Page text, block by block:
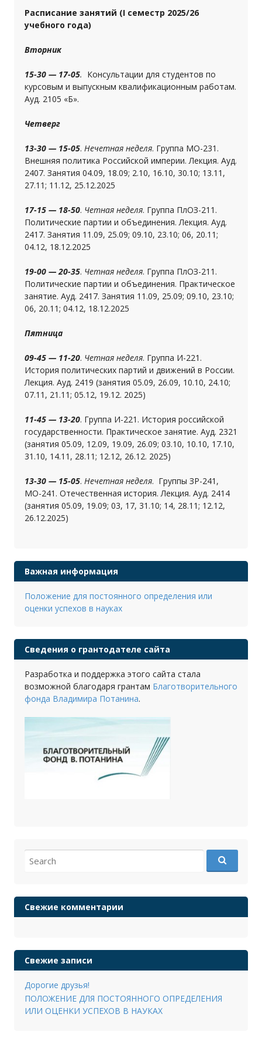
Расписание занятий (I семестр 2025/26
учебного года)
Вторник
15-30 — 17-05. Консультации для студентов по
курсовым и выпускным квалификационным работам.
Ауд. 2105 «Б».
Четверг
13-30 — 15-05. Нечетная неделя. Группа МО-231.
Внешняя политика Российской империи. Лекция. Ауд.
2407. Занятия 04.09, 18.09; 2.10, 16.10, 30.10; 13.11,
27.11; 11.12, 25.12.2025
17-15 — 18-50. Четная неделя. Группа ПлОЗ-211.
Политические партии и объединения. Лекция. Ауд.
2417. Занятия 11.09, 25.09; 09.10, 23.10; 06, 20.11;
04.12, 18.12.2025
19-00 — 20-35. Четная неделя. Группа ПлОЗ-211.
Политические партии и объединения. Практическое
занятие. Ауд. 2417. Занятия 11.09, 25.09; 09.10, 23.10;
06, 20.11; 04.12, 18.12.2025
Пятница
09-45 — 11-20. Четная неделя. Группа И-221.
История политических партий и движений в России.
Лекция. Ауд. 2419 (занятия 05.09, 26.09, 10.10, 24.10;
07.11, 21.11; 05.12, 19.12. 2025)
11-45 — 13-20. Группа И-221. История российской
государственности. Практическое занятие. Ауд. 2321
(занятия 05.09, 12.09, 19.09, 26.09; 03.10, 10.10, 17.10,
31.10, 14.11, 28.11; 12.12, 26.12. 2025)
13-30 — 15-05. Нечетная неделя. Группы ЗР-241,
МО-241. Отечественная история. Лекция. Ауд. 2414
(занятия 05.09, 19.09; 03, 17, 31.10; 14, 28.11; 12.12,
26.12.2025)
Важная информация
Положение для постоянного определения или
оценки успехов в науках
Сведения о грантодателе сайта
Разработка и поддержка этого сайта стала
возможной благодаря грантам Благотворительного
фонда Владимира Потанина.
for:
Свежие комментарии
Свежие записи
Дорогие друзья!
ПОЛОЖЕНИЕ ДЛЯ ПОСТОЯННОГО ОПРЕДЕЛЕНИЯ
ИЛИ ОЦЕНКИ УСПЕХОВ В НАУКАХ